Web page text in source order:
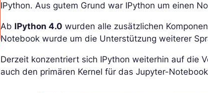
IPython. Aus gutem Grund war IPython um einen
Ab IPython 4.0 wurden alle zusätzlichen
Notebook wurde um die Unterstützung weiterer
Derzeit konzentriert sich IPython weiterhin auf die
auch den primären Kernel für das Jupyter-